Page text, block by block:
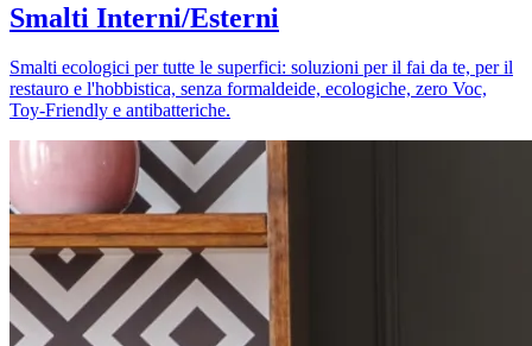
Smalti Interni/Esterni
Smalti ecologici per tutte le superfici: soluzioni per il fai da te, per il
restauro e l'hobbistica, senza formaldeide, ecologiche, zero Voc,
Toy-Friendly e antibatteriche.